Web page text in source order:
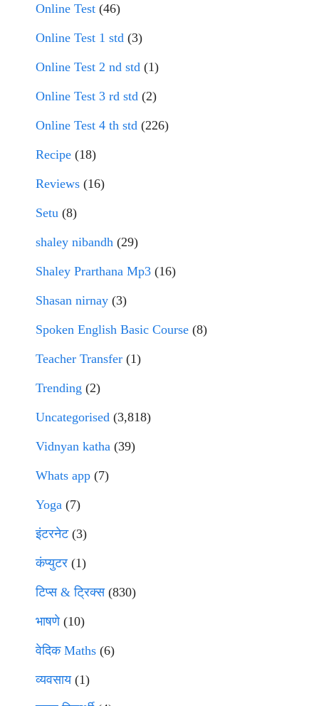
Online Test (46)
Online Test 1 std (3)
Online Test 2 nd std (1)
Online Test 3 rd std (2)
Online Test 4 th std (226)
Recipe (18)
Reviews (16)
Setu (8)
shaley nibandh (29)
Shaley Prarthana Mp3 (16)
Shasan nirnay (3)
Spoken English Basic Course (8)
Teacher Transfer (1)
Trending (2)
Uncategorised (3,818)
Vidnyan katha (39)
Whats app (7)
Yoga (7)
इंटरनेट(3)
कंप्युटर (1)
टिप्स & ट्रिक्स(830)
भाषणे(10)
वेदिक Maths (6)
व्यवसाय(1)